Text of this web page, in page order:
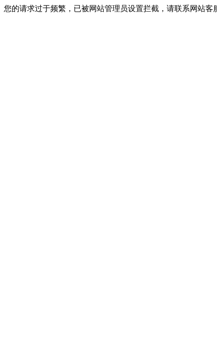
您的请求过于频繁，已被网站管理员设置拦截，请联系网站客